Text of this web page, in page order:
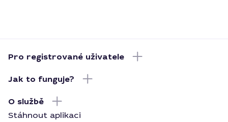
Pro registrované uživatele
Jak to funguje?
O službě
Stáhnout aplikaci